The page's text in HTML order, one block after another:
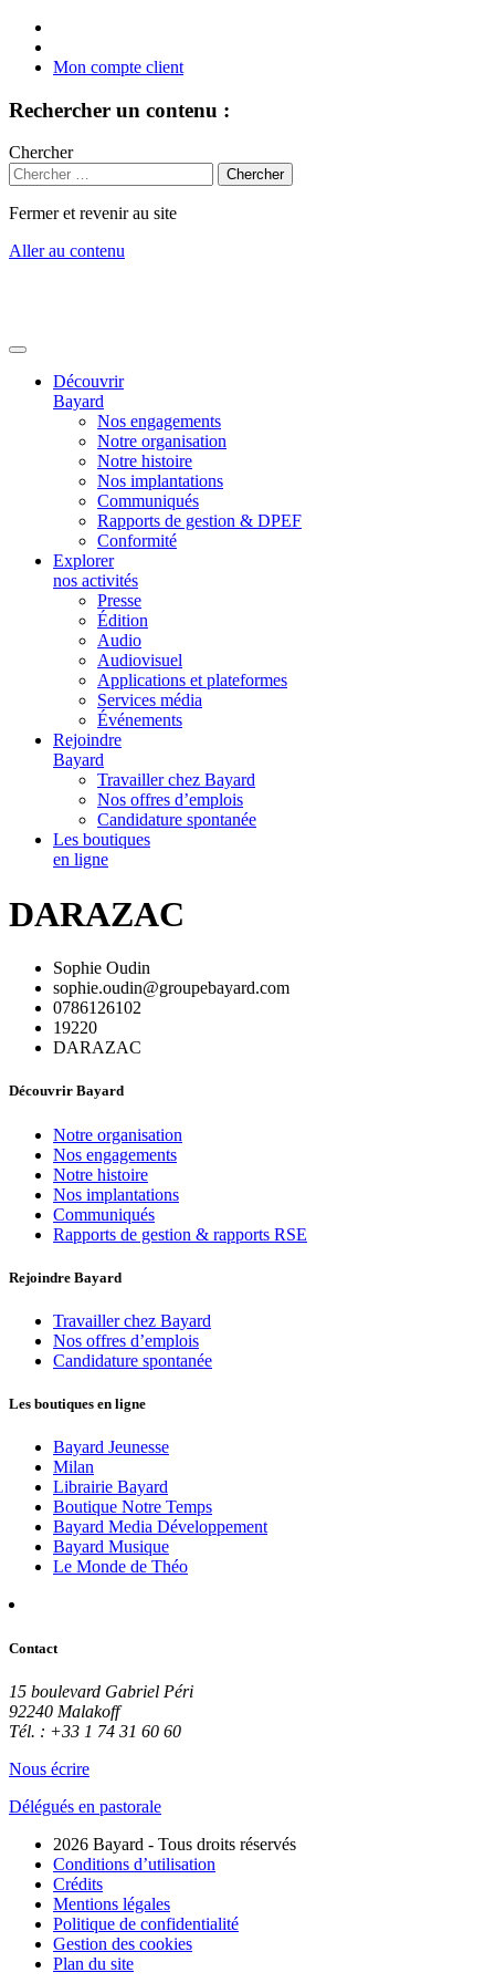
Mon compte client
Rechercher un contenu :
Chercher
Fermer et revenir au site
Aller au contenu
Découvrir
Bayard
Nos engagements
Notre organisation
Notre histoire
Nos implantations
Communiqués
Rapports de gestion & DPEF
Conformité
Explorer
nos activités
Presse
Édition
Audio
Audiovisuel
Applications et plateformes
Services média
Événements
Rejoindre
Bayard
Travailler chez Bayard
Nos offres d’emplois
Candidature spontanée
Les boutiques
en ligne
DARAZAC
Sophie Oudin
sophie.oudin@groupebayard.com
0786126102
19220
DARAZAC
Découvrir Bayard
Notre organisation
Nos engagements
Notre histoire
Nos implantations
Communiqués
Rapports de gestion & rapports RSE
Rejoindre Bayard
Travailler chez Bayard
Nos offres d’emplois
Candidature spontanée
Les boutiques en ligne
Bayard Jeunesse
Milan
Librairie Bayard
Boutique Notre Temps
Bayard Media Développement
Bayard Musique
Le Monde de Théo
Contact
15 boulevard Gabriel Péri
92240 Malakoff
Tél. : +33 1 74 31 60 60
Nous écrire
Délégués en pastorale
2026 Bayard - Tous droits réservés
Conditions d’utilisation
Crédits
Mentions légales
Politique de confidentialité
Gestion des cookies
Plan du site